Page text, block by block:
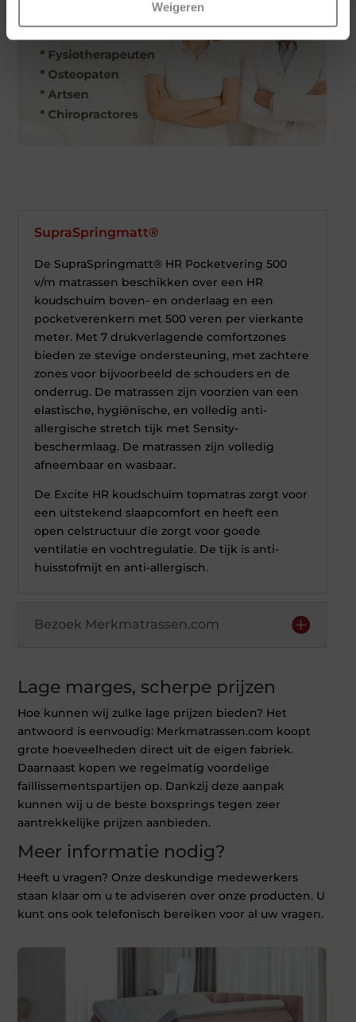
Weigeren
SupraSpringmatt®
De SupraSpringmatt® HR Pocketvering 500
v/m matrassen beschikken over een HR
koudschuim boven- en onderlaag en een
pocketverenkern met 500 veren per vierkante
meter. Met 7 drukverlagende comfortzones
bieden ze stevige ondersteuning, met zachtere
zones voor bijvoorbeeld de schouders en de
onderrug. De matrassen zijn voorzien van een
elastische, hygiënische, en volledig anti-
allergische stretch tijk met Sensity-
beschermlaag. De matrassen zijn volledig
afneembaar en wasbaar.
De Excite HR koudschuim topmatras zorgt voor
een uitstekend slaapcomfort en heeft een
open celstructuur die zorgt voor goede
ventilatie en vochtregulatie. De tijk is anti-
huisstofmijt en anti-allergisch.
Bezoek Merkmatrassen.com
Lage marges, scherpe prijzen
Hoe kunnen wij zulke lage prijzen bieden? Het
antwoord is eenvoudig: Merkmatrassen.com koopt
grote hoeveelheden direct uit de eigen fabriek.
Daarnaast kopen we regelmatig voordelige
faillissementspartijen op. Dankzij deze aanpak
kunnen wij u de beste boxsprings tegen zeer
aantrekkelijke prijzen aanbieden.
Meer informatie nodig?
Heeft u vragen? Onze deskundige medewerkers
staan klaar om u te adviseren over onze producten. U
kunt ons ook telefonisch bereiken voor al uw vragen.